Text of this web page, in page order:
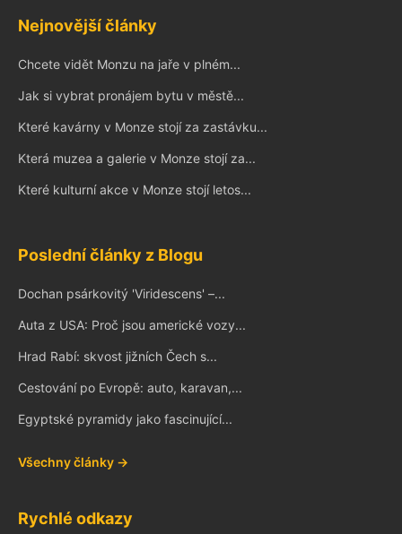
Nejnovější články
Chcete vidět Monzu na jaře v plném...
Jak si vybrat pronájem bytu v městě...
Které kavárny v Monze stojí za zastávku...
Která muzea a galerie v Monze stojí za...
Které kulturní akce v Monze stojí letos...
Poslední články z Blogu
Dochan psárkovitý 'Viridescens' –...
Auta z USA: Proč jsou americké vozy...
Hrad Rabí: skvost jižních Čech s...
Cestování po Evropě: auto, karavan,...
Egyptské pyramidy jako fascinující...
Všechny články →
Rychlé odkazy